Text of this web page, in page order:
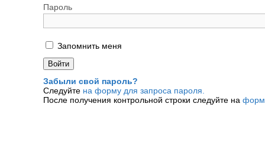
Пароль
Запомнить меня
Забыли свой пароль?
Следуйте на форму для запроса пароля.
После получения контрольной строки следуйте на